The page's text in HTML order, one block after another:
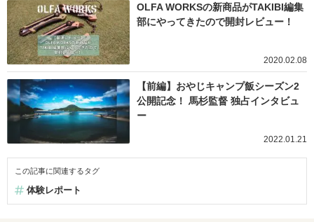
OLFA WORKSの新商品がTAKIBI編集
部にやってきたので開封レビュー！
2020.02.08
【前編】おやじキャンプ飯シーズン2
公開記念！ 馬杉監督 独占インタビュ
ー
2022.01.21
この記事に関連するタグ
体験レポート